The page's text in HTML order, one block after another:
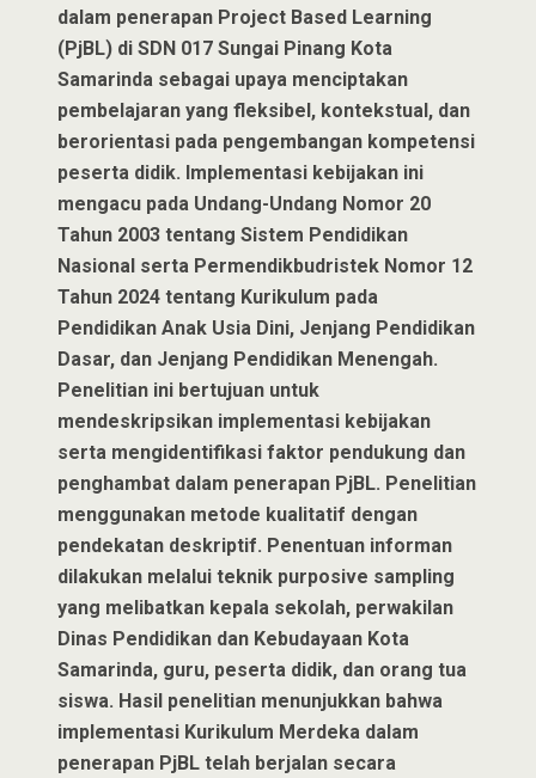
dalam penerapan Project Based Learning
(PjBL) di SDN 017 Sungai Pinang Kota
Samarinda sebagai upaya menciptakan
pembelajaran yang fleksibel, kontekstual, dan
berorientasi pada pengembangan kompetensi
peserta didik. Implementasi kebijakan ini
mengacu pada Undang-Undang Nomor 20
Tahun 2003 tentang Sistem Pendidikan
Nasional serta Permendikbudristek Nomor 12
Tahun 2024 tentang Kurikulum pada
Pendidikan Anak Usia Dini, Jenjang Pendidikan
Dasar, dan Jenjang Pendidikan Menengah.
Penelitian ini bertujuan untuk
mendeskripsikan implementasi kebijakan
serta mengidentifikasi faktor pendukung dan
penghambat dalam penerapan PjBL. Penelitian
menggunakan metode kualitatif dengan
pendekatan deskriptif. Penentuan informan
dilakukan melalui teknik purposive sampling
yang melibatkan kepala sekolah, perwakilan
Dinas Pendidikan dan Kebudayaan Kota
Samarinda, guru, peserta didik, dan orang tua
siswa. Hasil penelitian menunjukkan bahwa
implementasi Kurikulum Merdeka dalam
penerapan PjBL telah berjalan secara